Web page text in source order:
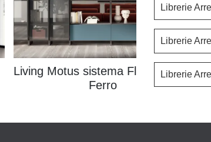
Living Motus sistema Fluida Grigio
Ferro
Librerie
Librerie
Librerie